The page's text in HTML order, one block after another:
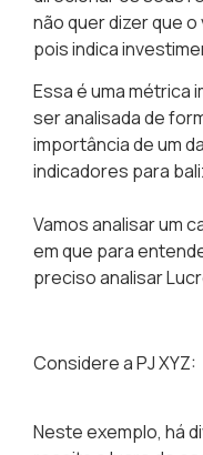
não quer dizer que
pois indica
Essa é uma métrica
ser analisada de
importância de um
indicadores para
Vamos analisar um
em que para
preciso analisar
Considere a PJ XYZ:
Neste exemplo, há